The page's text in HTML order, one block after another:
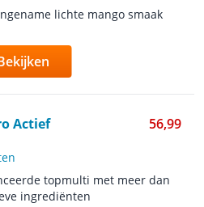
lichte mango smaak
Actief 56,99
topmulti met meer dan
ingrediënten